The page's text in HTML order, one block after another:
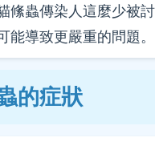
絛蟲傳染人這麼少被
能導致更嚴重的問題
的症狀